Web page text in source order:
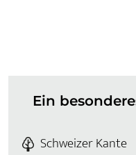
Ein
Schweizer Kante